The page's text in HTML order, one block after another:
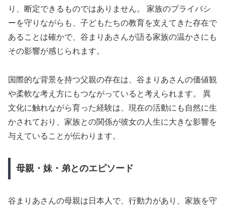
り、断定できるものではありません。 家族のプライバシ
ーを守りながらも、子どもたちの教育を支えてきた存在で
あることは確かで、谷まりあさんが語る家族の温かさにも
その影響が感じられます。
国際的な背景を持つ父親の存在は、谷まりあさんの価値観
や柔軟な考え方にもつながっていると考えられます。 異
文化に触れながら育った経験は、現在の活動にも自然に生
かされており、家族との関係が彼女の人生に大きな影響を
与えていることが伝わります。
母親・妹・弟とのエピソード
谷まりあさんの母親は日本人で、行動力があり、家族を守